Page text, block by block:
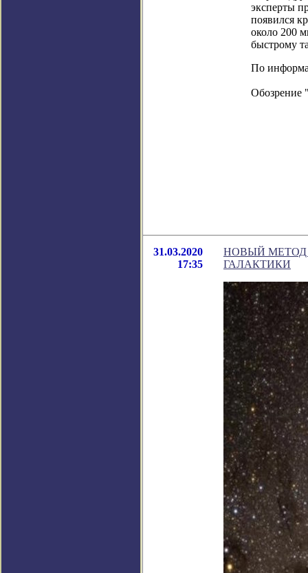
эксперты
появился
около 200
быстрому
По
Обозрение
31.03.2020
17:35
НОВЫЙ МЕТОД
ГАЛАКТИКИ